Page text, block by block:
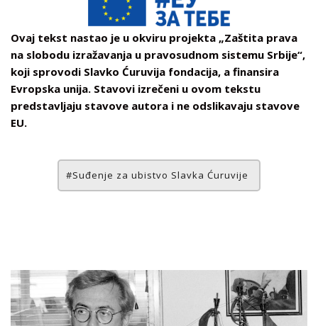
Ovaj tekst nastao je u okviru projekta „Zaštita prava
na slobodu izražavanja u pravosudnom sistemu Srbije“,
koji sprovodi Slavko Ćuruvija fondacija, a finansira
Evropska unija. Stavovi izrečeni u ovom tekstu
predstavljaju stavove autora i ne odslikavaju stavove
EU.
Suđenje za ubistvo Slavka Ćuruvije